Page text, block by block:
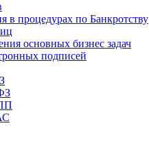
в процедурах по Банкротству
основных бизнес задач
подписей